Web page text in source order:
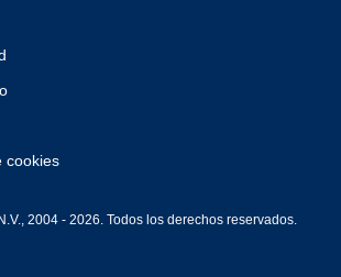
cookies
2004 - 2026. Todos los derechos reservados.